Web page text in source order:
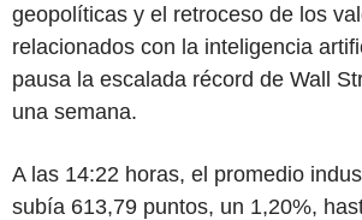
geopolíticas y el retroceso de los
relacionados con la inteligencia
pausa la escalada récord de Wall
una semana.
A las 14:22 horas, el promedio
subía 613,79 puntos, un 1,20%,